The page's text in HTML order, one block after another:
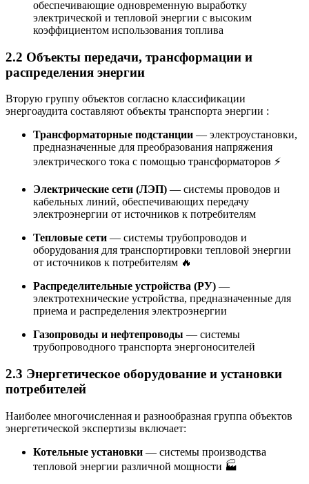
обеспечивающие одновременную выработку
электрической и тепловой энергии с высоким
коэффициентом использования топлива
2.2 Объекты передачи, трансформации и
распределения энергии
Вторую группу объектов согласно классификации
энергоаудита составляют объекты транспорта энергии :
Трансформаторные подстанции — электроустановки,
предназначенные для преобразования напряжения
электрического тока с помощью трансформаторов ⚡
Электрические сети (ЛЭП) — системы проводов и
кабельных линий, обеспечивающих передачу
электроэнергии от источников к потребителям
Тепловые сети — системы трубопроводов и
оборудования для транспортировки тепловой энергии
от источников к потребителям 🔥
Распределительные устройства (РУ) —
электротехнические устройства, предназначенные для
приема и распределения электроэнергии
Газопроводы и нефтепроводы — системы
трубопроводного транспорта энергоносителей
2.3 Энергетическое оборудование и установки
потребителей
Наиболее многочисленная и разнообразная группа объектов
энергетической экспертизы включает:
Котельные установки — системы производства
тепловой энергии различной мощности 🏭